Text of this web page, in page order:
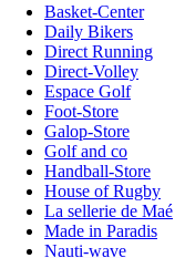
Basket-Center
Daily Bikers
Direct Running
Direct-Volley
Espace Golf
Foot-Store
Galop-Store
Golf and co
Handball-Store
House of Rugby
La sellerie de Maé
Made in Paradis
Nauti-wave